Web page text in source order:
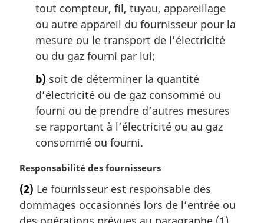
tout compteur, fil, tuyau, appareillage
ou autre appareil du fournisseur pour la
mesure ou le transport de l’électricité
ou du gaz fourni par lui;
b) soit de déterminer la quantité
d’électricité ou de gaz consommé ou
fourni ou de prendre d’autres mesures
se rapportant à l’électricité ou au gaz
consommé ou fourni.
N
t
e
m
Responsabilité des fournisseurs
(2) Le fournisseur est responsable des
dommages occasionnés lors de l’entrée ou